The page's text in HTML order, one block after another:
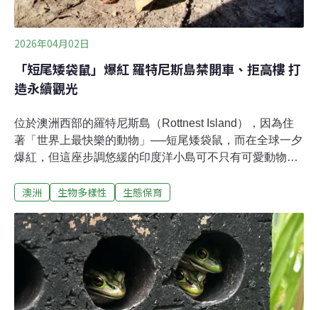
2026年04月02日
「短尾矮袋鼠」爆紅 羅特尼斯島禁開車、拒高樓 打
造永續觀光
位於澳洲西部的羅特尼斯島（Rottnest Island），因為住
著「世界上最快樂的動物」──短尾矮袋鼠，而在全球一夕
爆紅，但這座步調悠緩的印度洋小島可不只有可愛動物而
斯漢斯沃也瘋狂 超過80萬人造訪短尾矮袋鼠的家鄉羅特尼
上共有63座海灘與20處海灣，被劃為A級自然保護區，並
由羅特尼斯島管理局負責管理，這代表島上所有本土動植
物，包括著名的短尾矮袋鼠，都受到嚴格保護，遊客遇到
在路中央休息的短尾矮袋鼠還須禮讓三分。
澳洲 生物多樣性 生態保育